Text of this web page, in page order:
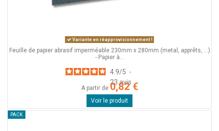
Variante en réapprovisionnement !
Feuille de papier abrasif imperméable 230mm x 280mm (metal, apprêts, ...)
- Papier à...
4.9/5 -
23avis
A partir de 0,82 €
Voir le produit
PACK